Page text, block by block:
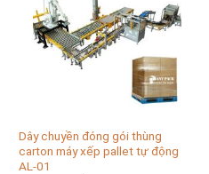
Dây chuyền đóng gói thùng
carton máy xếp pallet tự động
AL-01